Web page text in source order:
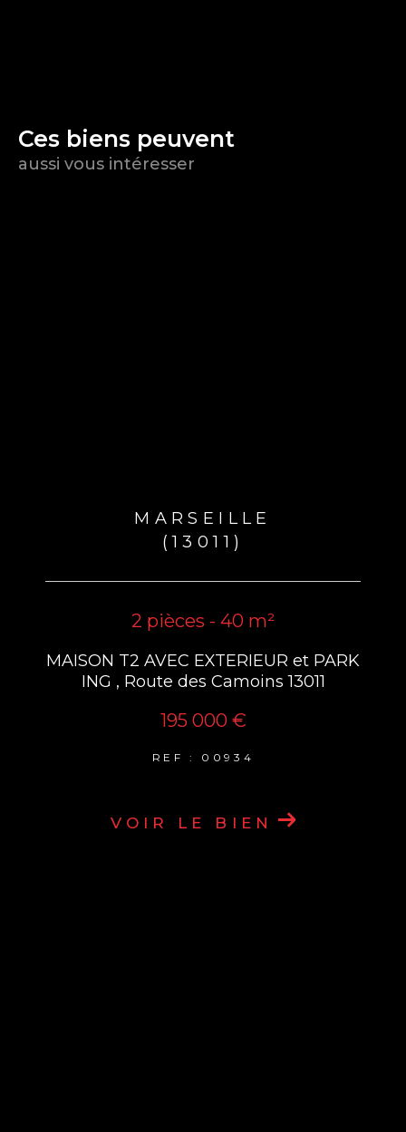
Ces biens peuvent
aussi vous intéresser
MARSEILLE
(13011)
2 pièces - 40 m²
MAISON T2 AVEC EXTERIEUR et PARK
ING , Route des Camoins 13011
195 000 €
REF : 00934
VOIR LE BIEN